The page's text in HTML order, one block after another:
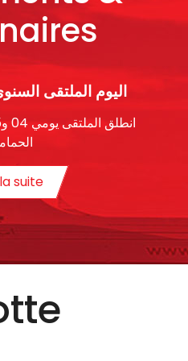
اليوم الملتقى
suite